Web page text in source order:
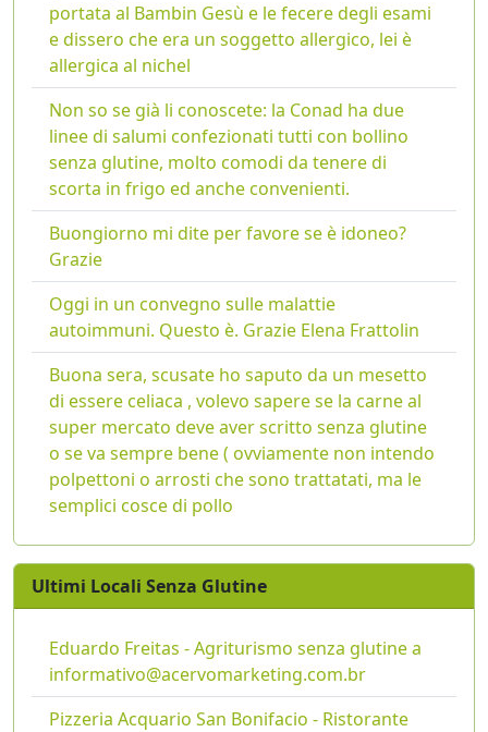
portata al Bambin Gesù e le fecere degli esami
e dissero che era un soggetto allergico, lei è
allergica al nichel
Non so se già li conoscete: la Conad ha due
linee di salumi confezionati tutti con bollino
senza glutine, molto comodi da tenere di
scorta in frigo ed anche convenienti.
Buongiorno mi dite per favore se è idoneo?
Grazie
Oggi in un convegno sulle malattie
autoimmuni. Questo è. Grazie Elena Frattolin
Buona sera, scusate ho saputo da un mesetto
di essere celiaca , volevo sapere se la carne al
super mercato deve aver scritto senza glutine
o se va sempre bene ( ovviamente non intendo
polpettoni o arrosti che sono trattatati, ma le
semplici cosce di pollo
Ultimi Locali Senza Glutine
Eduardo Freitas - Agriturismo senza glutine a
informativo@acervomarketing.com.br
Pizzeria Acquario San Bonifacio - Ristorante